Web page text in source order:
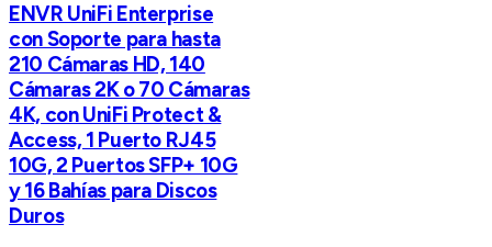
ENVR UniFi Enterprise
con Soporte para hasta
210 Cámaras HD, 140
Cámaras 2K o 70 Cámaras
4K, con UniFi Protect &
Access, 1 Puerto RJ45
10G, 2 Puertos SFP+ 10G
y 16 Bahías para Discos
Duros